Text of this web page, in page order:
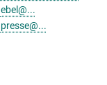
ebel@...
presse@...